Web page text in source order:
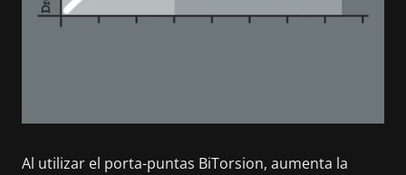
Al utilizar el porta-puntas BiTorsion, aumenta la